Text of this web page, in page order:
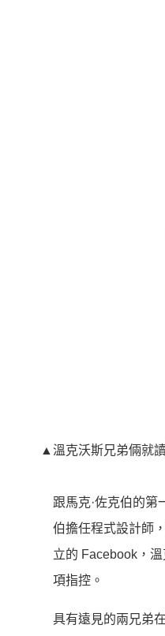
▲溫克沃斯兄弟倆就
跟馬克·佐克伯的
伯擔任程式設計師
立的 Facebook，
項指控。
具有遠見的兩兄弟